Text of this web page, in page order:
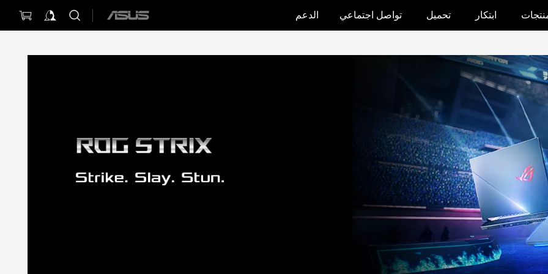
ابتكار تحميل تواصل اجتماعي الدعم
ASUS